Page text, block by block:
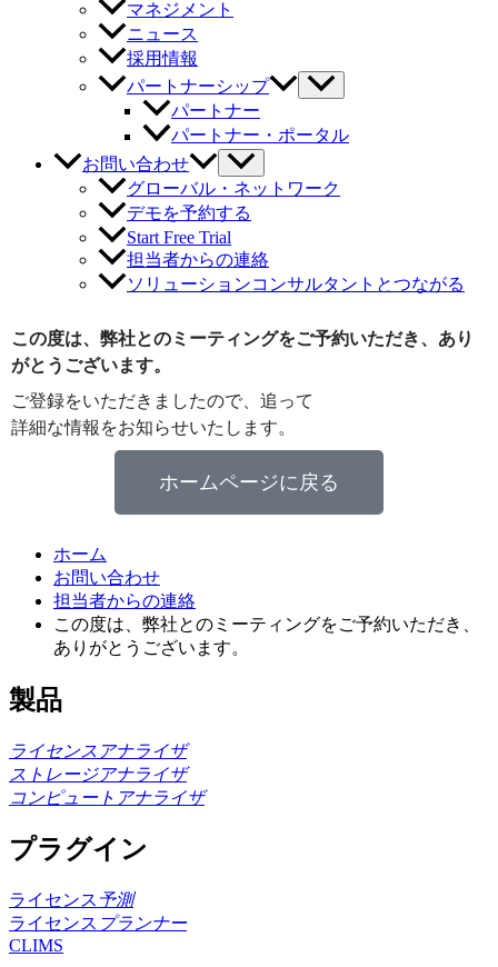
マネジメント
ニュース
採用情報
パートナーシップ
パートナー
パートナー・ポータル
お問い合わせ
グローバル・ネットワーク
デモを予約する
Start Free Trial
担当者からの連絡
ソリューションコンサルタントとつながる
この度は、弊社とのミーティングをご予約いただき、あり
がとうございます。
ご登録をいただきましたので、追って
詳細な情報をお知らせいたします。
ホームページに戻る
ホーム
お問い合わせ
担当者からの連絡
この度は、弊社とのミーティングをご予約いただき、
ありがとうございます。
製品
ライセンスアナライザ
ストレージアナライザ
コンピュートアナライザ
プラグイン
ライセンス 予測
ライセンス プランナー
CLIMS